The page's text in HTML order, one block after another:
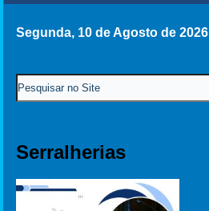
Segunda, 10 de Agosto de 2026
Serralherias